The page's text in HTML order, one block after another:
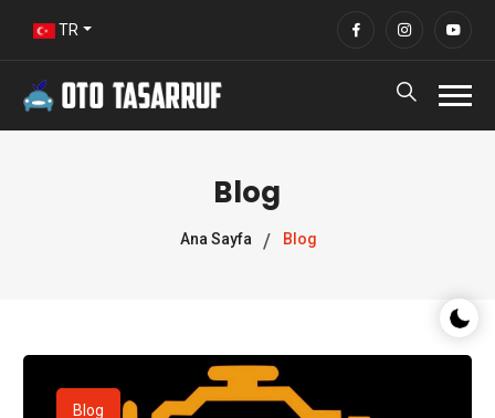
Gece/
TR
Blog
Ana Sayfa Blog
Blog